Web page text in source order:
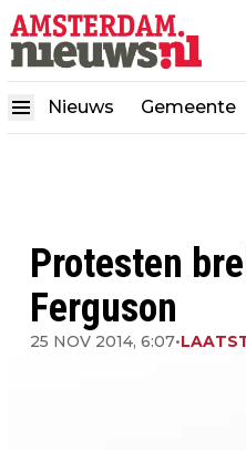
Nieuws Gemeente
Protesten
Ferguson
25 NOV 2014, 6:07•